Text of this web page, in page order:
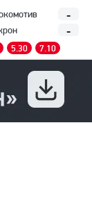
-
-
5.30 7.10